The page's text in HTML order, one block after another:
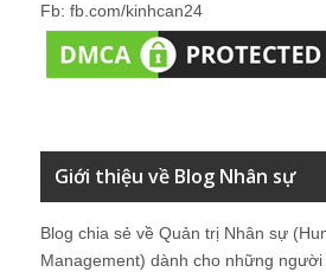
Fb: fb.com/kinhcan24
Giới thiệu về Blog Nhân sự
Blog chia sẻ về Quản trị Nhân sự
Management) dành cho những